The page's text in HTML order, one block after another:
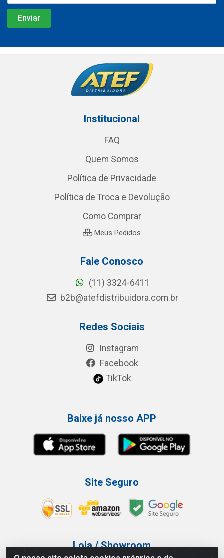
Institucional
FAQ
Quem Somos
Política de Privacidade
Política de Troca e Devolução
Como Comprar
Meus Pedidos
Fale Conosco
(11) 3324-6411
b2b@atefdistribuidora.com.br
Redes Sociais
Instagram
Facebook
TikTok
Baixe já nosso APP
Site Seguro
Loja / Showroom